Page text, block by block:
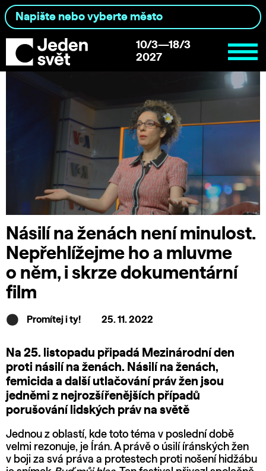
10/3—18/3
2027
Násilí na ženách není minulost.
Nepřehlížejme ho a mluvme
o něm, i skrze dokumentární
film
Promítej i ty! 25. 11. 2022
Na 25. listopadu připadá Mezinárodní den
proti násilí na ženách. Násilí na ženách,
femicida a další utlačování práv žen jsou
jedněmi z nejrozšířenějších případů
porušování lidských práv na světě
Jednou z oblastí, kde toto téma v poslední době
velmi rezonuje, je Írán. A právě o úsilí íránských žen
v boji za svá práva a protestech proti nošení hidžábu